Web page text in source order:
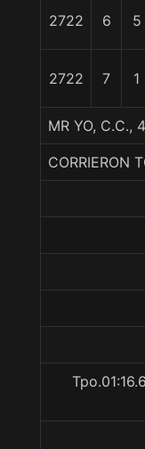
2722 6 5
2722 7 1
MR YO, C.C.,
CORRIERON